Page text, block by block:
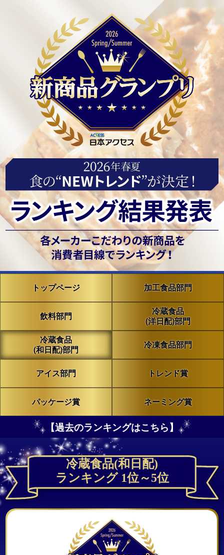
トップページ 加工食品部門
飲料部門
冷蔵食品
(洋日配)部門
冷蔵食品
(和日配)部門
冷凍食品部門
アイス部門 トレンド賞
パッケージ賞 ネーミング賞
【過去のランキングはこちら】
冷蔵食品(和日配)
ランキング 1位～5位